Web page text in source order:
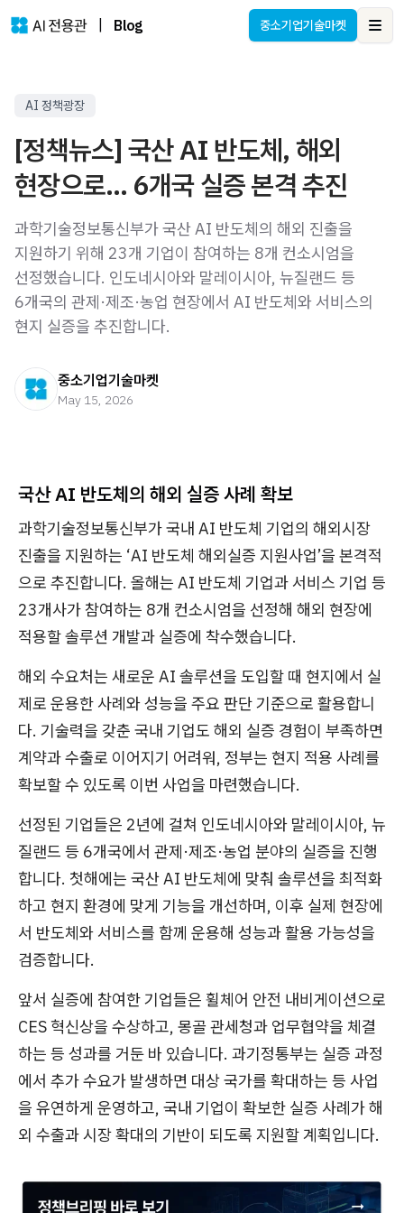
Blog 중소기업기술마켓
AI 정책광장
[정책뉴스] 국산 AI 반도체, 해외
현장으로… 6개국 실증 본격 추진
과학기술정보통신부가 국산 AI 반도체의 해외 진출을
지원하기 위해 23개 기업이 참여하는 8개 컨소시엄을
선정했습니다. 인도네시아와 말레이시아, 뉴질랜드 등
6개국의 관제·제조·농업 현장에서 AI 반도체와 서비스의
현지 실증을 추진합니다.
중소기업기술마켓
May 15, 2026
국산 AI 반도체의 해외 실증 사례 확보
과학기술정보통신부가 국내 AI 반도체 기업의 해외시장
진출을 지원하는 ‘AI 반도체 해외실증 지원사업’을 본격적
으로 추진합니다. 올해는 AI 반도체 기업과 서비스 기업 등
23개사가 참여하는 8개 컨소시엄을 선정해 해외 현장에
적용할 솔루션 개발과 실증에 착수했습니다.
해외 수요처는 새로운 AI 솔루션을 도입할 때 현지에서 실
제로 운용한 사례와 성능을 주요 판단 기준으로 활용합니
다. 기술력을 갖춘 국내 기업도 해외 실증 경험이 부족하면
계약과 수출로 이어지기 어려워, 정부는 현지 적용 사례를
확보할 수 있도록 이번 사업을 마련했습니다.
선정된 기업들은 2년에 걸쳐 인도네시아와 말레이시아, 뉴
질랜드 등 6개국에서 관제·제조·농업 분야의 실증을 진행
합니다. 첫해에는 국산 AI 반도체에 맞춰 솔루션을 최적화
하고 현지 환경에 맞게 기능을 개선하며, 이후 실제 현장에
서 반도체와 서비스를 함께 운용해 성능과 활용 가능성을
검증합니다.
앞서 실증에 참여한 기업들은 휠체어 안전 내비게이션으로
CES 혁신상을 수상하고, 몽골 관세청과 업무협약을 체결
하는 등 성과를 거둔 바 있습니다. 과기정통부는 실증 과정
에서 추가 수요가 발생하면 대상 국가를 확대하는 등 사업
을 유연하게 운영하고, 국내 기업이 확보한 실증 사례가 해
외 수출과 시장 확대의 기반이 되도록 지원할 계획입니다.